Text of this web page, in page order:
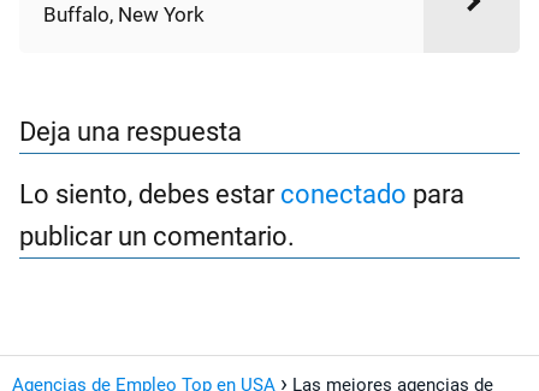
Buffalo, New York
Deja una respuesta
Lo siento, debes estar conectado para
publicar un comentario.
Agencias de Empleo Top en USA Las mejores agencias de